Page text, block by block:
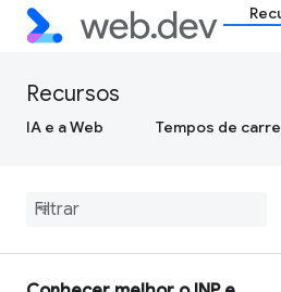
Recursos
IA e a Web Tempos de